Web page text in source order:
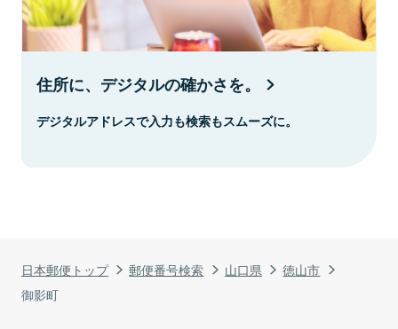
日本郵便トップ 郵便番号検索 山口県
徳山市
御影町
住所に、デジタルの確かさを。
デジタルアドレスで入力も検索もスムーズに。